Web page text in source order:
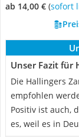
ab 14,00 € (
Unser Fazit für
Die Hallingers
empfohlen
Positiv ist auch,
es, weil es in